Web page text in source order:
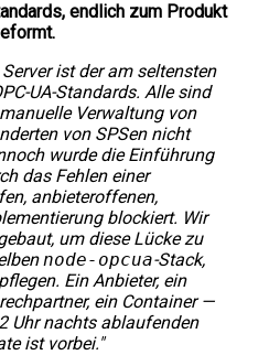
endlich zum Produkt
ist der am seltensten
UA-Standards. Alle sind
Verwaltung von
von SPSen nicht
wurde die Einführung
das Fehlen einer
anbieteroffenen,
blockiert. Wir
um diese Lücke zu
node-opcua-Stack,
Ein Anbieter, ein
ein Container —
Uhr nachts ablaufenden
ist vorbei."